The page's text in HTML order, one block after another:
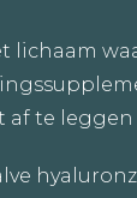
lichaam
af te leggen